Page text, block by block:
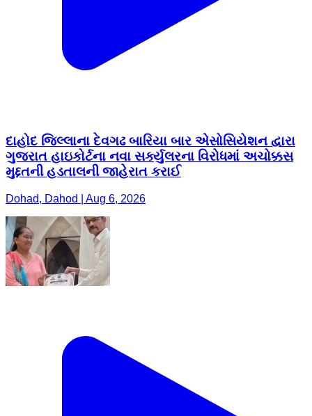
દાહોદ જિલ્લાના દેવગઢ બારિયા બાર એસોસિયેશન દ્વારા
ગુજરાત હાઇકોર્ટના નવા સર્ક્યુલરના વિરોધમાં અચોક્કસ
મુદ્દતની હડતાલની જાહેરાત કરાઈ
Dohad, Dahod | Aug 6, 2026